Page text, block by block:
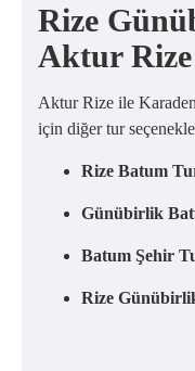
Rize
Aktur Rize
Aktur Rize ile
için diğer tur
Rize Batum
Günübirlik
Batum Şehir
Rize